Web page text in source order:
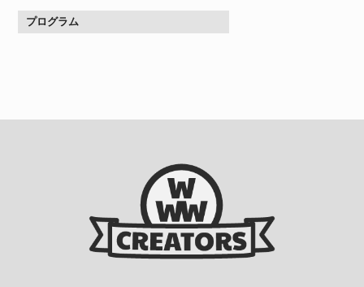
プログラム